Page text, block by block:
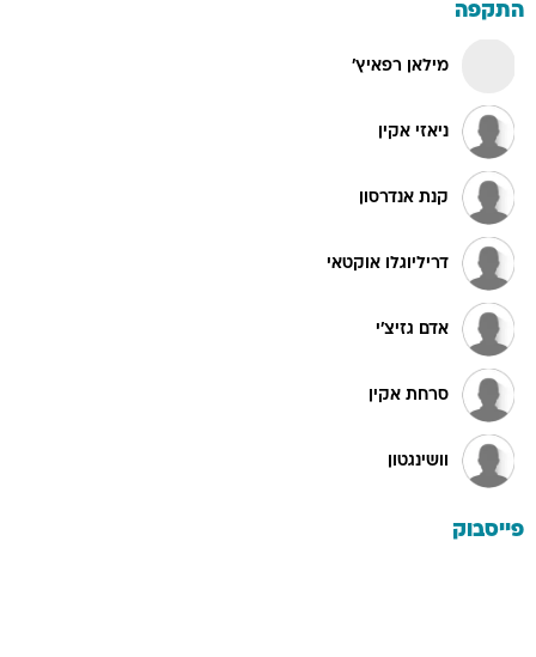
התקפה
מילאן רפאיץ'
ניאזי אקין
קנת אנדרסון
דריליוגלו אוקטאי
אדם גזיצ'י
סרחת אקין
וושינגטון
פייסבוק